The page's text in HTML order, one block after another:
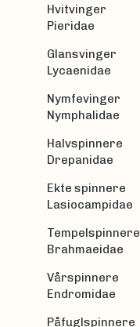
Hvitvinger
Pieridae
Glansvinger
Lycaenidae
Nymfevinger
Nymphalidae
Halvspinnere
Drepanidae
Ekte spinnere
Lasiocampidae
Tempelspinnere
Brahmaeidae
Vårspinnere
Endromidae
Påfuglspinnere